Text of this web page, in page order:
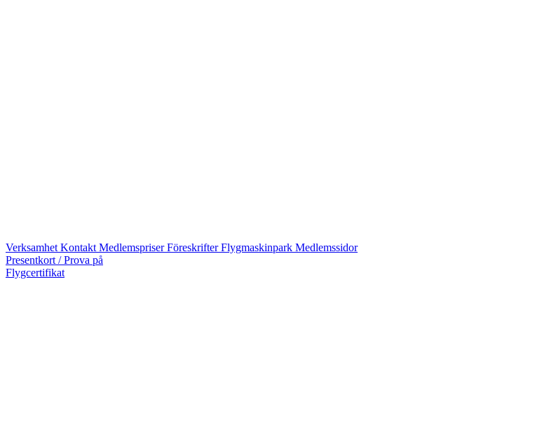
Verksamhet Kontakt MedlemspriserFöreskrifterFlygmaskinpark Medlemssidor
Presentkort / Prova på
Flygcertifikat